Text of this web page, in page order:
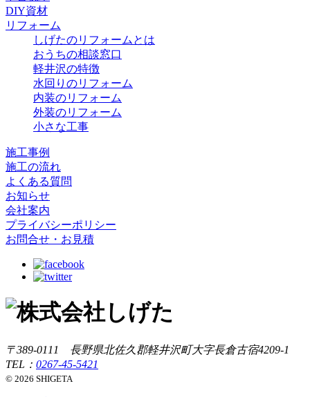
DIY資材
リフォーム
しげたのリフォームとは
おうちの相談窓口
軽井沢の特徴
水回りのリフォーム
内装のリフォーム
外装のリフォーム
小さな工事
施工事例
施工の流れ
よくある質問
お知らせ
会社案内
プライバシーポリシー
お問合せ・お見積
〒389-0111 長野県北佐久郡軽井沢町大字長倉古宿4209-1
TEL： 0267-45-5421
© 2026 SHIGETA